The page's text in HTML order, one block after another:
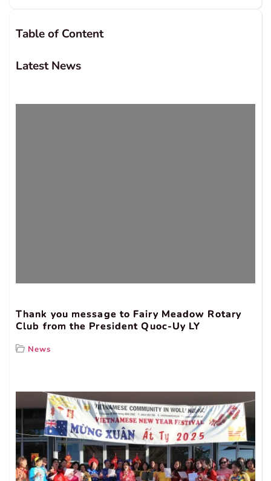
Table of Content
Latest News
Thank you message to Fairy Meadow Rotary
Club from the President Quoc-Uy LY
News